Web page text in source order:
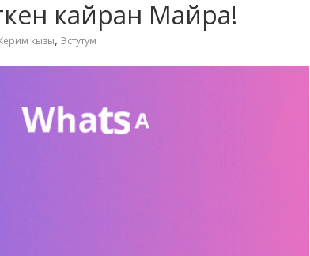
кайран Майра!
кызы, Эстутум